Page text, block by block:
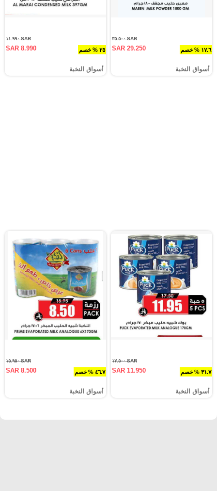
١٧.٦ % خصم
SAR ٣٥.٥٠٠
SAR 29.250
أسواق النخبة
٢٥ % خصم
SAR ١١.٩٩٠
SAR 8.990
أسواق النخبة
٣١.٧ % خصم
SAR ١٧.٥٠٠
SAR 11.950
أسواق النخبة
٤٦.٧ % خصم
SAR ١٥.٩٥٠
SAR 8.500
أسواق النخبة